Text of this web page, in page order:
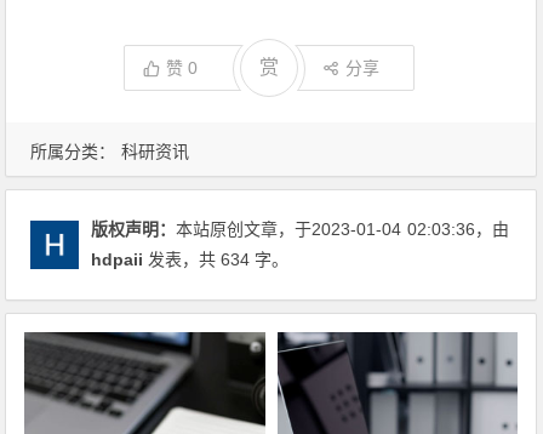
所属分类： 科研资讯
赞0 赏 分享
版权声明：本站原创文章，于2023-01-04 02:03:36，由
hdpaii 发表，共 634 字。